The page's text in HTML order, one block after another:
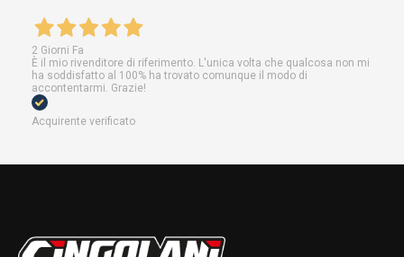
2 Giorni Fa
È il mio rivenditore di riferimento. L'unica volta che qualcosa non mi
ha soddisfatto al 100% ha trovato comunque il modo di
accontentarmi. Grazie!
Acquirente verificato